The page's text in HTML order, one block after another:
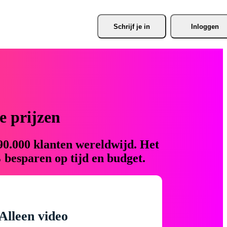
Schrijf je in Inloggen
prijzen
klanten wereldwijd. Het
op tijd en budget.
video